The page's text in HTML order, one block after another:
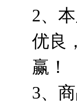
2、
优良
赢！
3、